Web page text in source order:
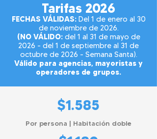
Tarifas 2026
FECHAS VÁLIDAS:Del 1 de enero al 30
de noviembre de 2026.
(NO VÁLIDO:del 1 al 31 de mayo de
2026 - del 1 de septiembre al 31 de
octubre de 2026 - Semana Santa).
Válido para agencias, mayoristas y
operadores de grupos.
$1.585
Por persona | Habitación doble